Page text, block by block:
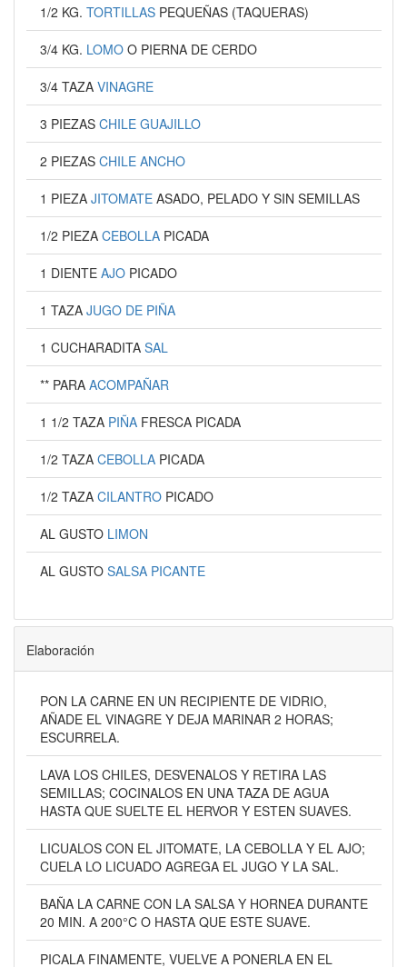
1/2 KG. TORTILLAS PEQUEÑAS (TAQUERAS)
3/4 KG. LOMO O PIERNA DE CERDO
3/4 TAZA VINAGRE
3 PIEZAS CHILE GUAJILLO
2 PIEZAS CHILE ANCHO
1 PIEZA JITOMATE ASADO, PELADO Y SIN SEMILLAS
1/2 PIEZA CEBOLLA PICADA
1 DIENTE AJO PICADO
1 TAZA JUGO DE PIÑA
1 CUCHARADITA SAL
** PARA ACOMPAÑAR
1 1/2 TAZA PIÑA FRESCA PICADA
1/2 TAZA CEBOLLA PICADA
1/2 TAZA CILANTRO PICADO
AL GUSTO LIMON
AL GUSTO SALSA PICANTE
Elaboración
PON LA CARNE EN UN RECIPIENTE DE VIDRIO,
AÑADE EL VINAGRE Y DEJA MARINAR 2 HORAS;
ESCURRELA.
LAVA LOS CHILES, DESVENALOS Y RETIRA LAS
SEMILLAS; COCINALOS EN UNA TAZA DE AGUA
HASTA QUE SUELTE EL HERVOR Y ESTEN SUAVES.
LICUALOS CON EL JITOMATE, LA CEBOLLA Y EL AJO;
CUELA LO LICUADO AGREGA EL JUGO Y LA SAL.
BAÑA LA CARNE CON LA SALSA Y HORNEA DURANTE
20 MIN. A 200°C O HASTA QUE ESTE SUAVE.
PICALA FINAMENTE, VUELVE A PONERLA EN EL